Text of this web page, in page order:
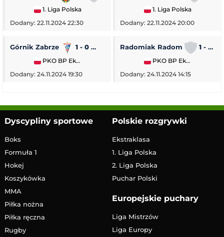
1. Liga Polska
Dodany: 22.11.2024 22:30
1. Liga Polska
Dodany: 22.11.2024 20:00
Górnik Zabrze 1 - 0 Piast Gliwice
PKO BP Ekstraklasa
Dodany: 24.11.2024 19:30
Radomiak Radom 1 - 2
PKO BP Ekstraklasa
Dodany: 24.11.2024 14:15
Dyscypliny sportowe
Boks
Formuła 1
Hokej
Koszykówka
MMA
Piłka nożna
Piłka ręczna
Rugby
Polskie rozgrywki
Ekstraklasa
1. Liga Polska
2. Liga Polska
Puchar Polski
Europejskie puchary
Liga Mistrzów
Liga Europy